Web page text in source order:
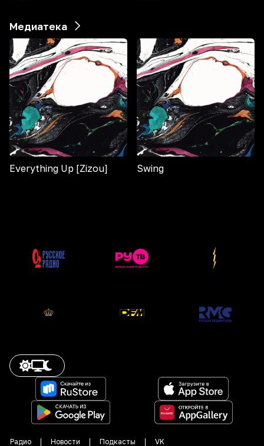
Медиатека
Everything Up [Zizou] Swing
Радио Новости Подкасты VK